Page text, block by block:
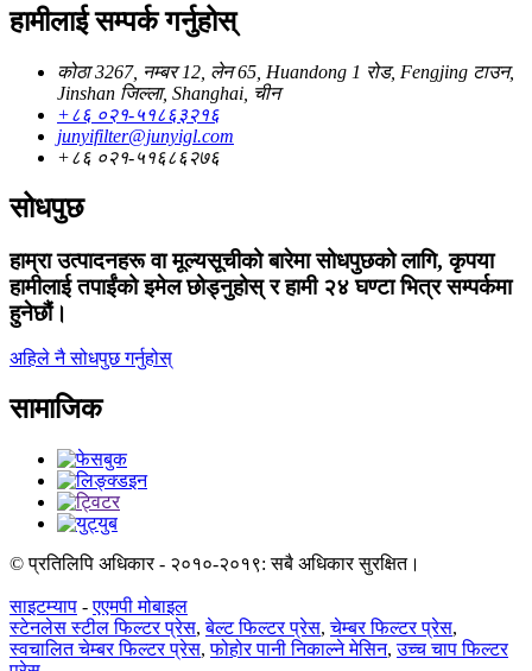
हामीलाई सम्पर्क गर्नुहोस्
कोठा 3267, नम्बर 12, लेन 65, Huandong 1 रोड, Fengjing टाउन,
Jinshan जिल्ला, Shanghai, चीन
+८६ ०२१-५१८६३२१६
junyifilter@junyigl.com
+८६ ०२१-५१६८६२७६
सोधपुछ
हाम्रा उत्पादनहरू वा मूल्यसूचीको बारेमा सोधपुछको लागि, कृपया
हामीलाई तपाईंको इमेल छोड्नुहोस् र हामी २४ घण्टा भित्र सम्पर्कमा
हुनेछौं।
अहिले नै सोधपुछ गर्नुहोस्
सामाजिक
© प्रतिलिपि अधिकार - २०१०-२०१९: सबै अधिकार सुरक्षित।
साइटम्याप -एएमपी मोबाइल
स्टेनलेस स्टील फिल्टर प्रेस,बेल्ट फिल्टर प्रेस,चेम्बर फिल्टर प्रेस,
स्वचालित चेम्बर फिल्टर प्रेस,फोहोर पानी निकाल्ने मेसिन,उच्च चाप फिल्टर